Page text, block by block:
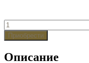
Количество
Энергетический
арома-
Лимфатический
Приобрести
Описание